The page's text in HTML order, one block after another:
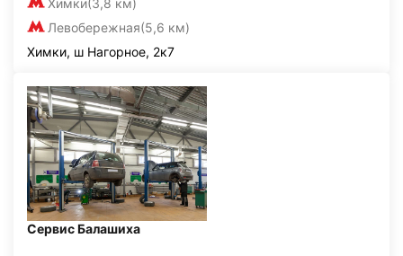
Химки(3,8 км)
Левобережная(5,6 км)
Химки, ш Нагорное, 2к7
Сервис Балашиха